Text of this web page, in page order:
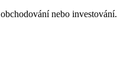
nebo investování.